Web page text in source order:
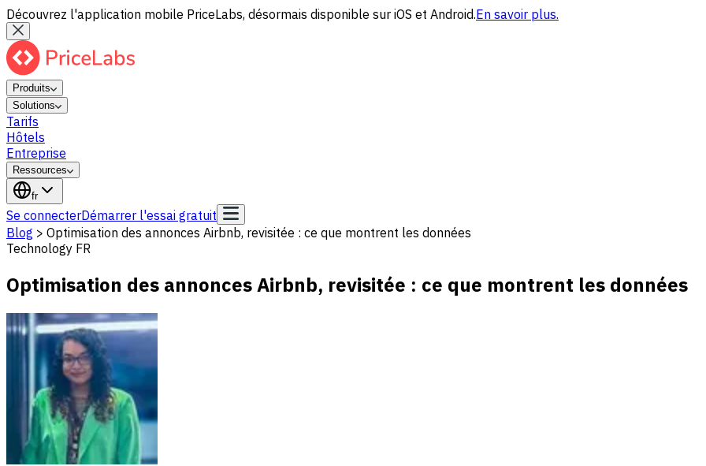
Découvrez l'application mobile PriceLabs, désormais disponible sur iOS et Android.En savoir plus.
Produits
Solutions
Tarifs
Hôtels
Entreprise
Ressources
fr
Se connecterDémarrer l'essai gratuit
Blog > Optimisation des annonces Airbnb, revisitée : ce que montrent les données
Technology FR
Optimisation des annonces Airbnb, revisitée : ce que montrent les données